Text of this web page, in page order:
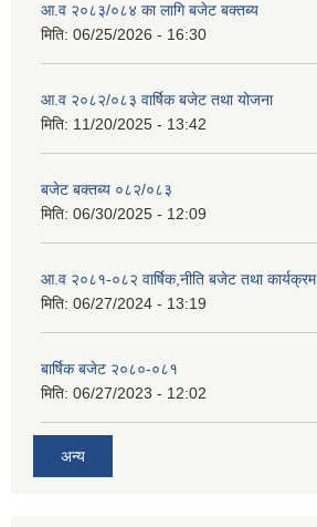
आ.व २०८३/०८४ का लागि बजेट बक्तब्य
मिति: 06/25/2026 - 16:30
आ.व २०८२/०८३ वार्षिक बजेट तथा योजना
मिति: 11/20/2025 - 13:42
बजेट बक्तब्य ०८२/०८३
मिति: 06/30/2025 - 12:09
आ.व २०८१-०८२ वार्षिक,नीति बजेट तथा कार्यक्रम
मिति: 06/27/2024 - 13:19
बार्षिक बजेट २०८०-०८१
मिति: 06/27/2023 - 12:02
अन्य